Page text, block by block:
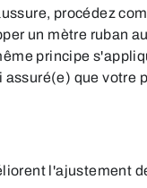
procédez
un mètre ruban
principe
que votre
l'ajustement